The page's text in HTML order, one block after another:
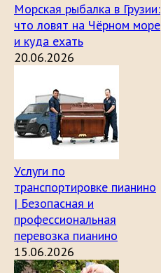
Морская рыбалка в Грузии:
что ловят на Чёрном море
и куда ехать
20.06.2026
Услуги по
транспортировке пианино
| Безопасная и
профессиональная
перевозка пианино
15.06.2026